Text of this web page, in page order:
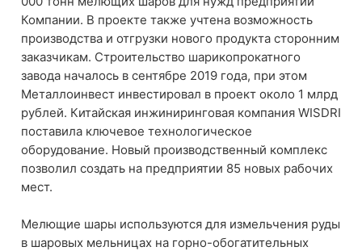
Компании. В проекте также учтена возможность
производства и отгрузки нового продукта сторонним
заказчикам. Строительство шарикопрокатного
завода началось в сентябре 2019 года, при этом
Металлоинвест инвестировал в проект около 1 млрд
рублей. Китайская инжиниринговая компания WISDRI
поставила ключевое технологическое
оборудование. Новый производственный комплекс
позволил создать на предприятии 85 новых рабочих
мест.
Мелющие шары используются для измельчения руды
в шаровых мельницах на горно-обогатительных